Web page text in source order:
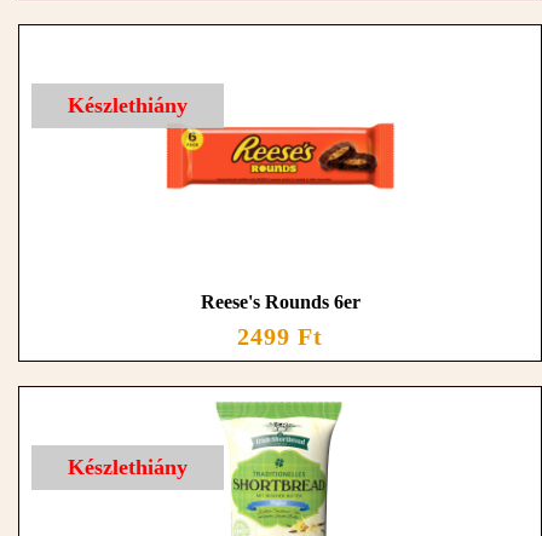
Készlethiány
Reese's Rounds 6er
2499 Ft
Készlethiány